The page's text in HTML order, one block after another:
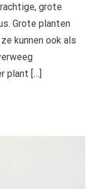
grote
Grote planten
kunnen ook als
plant […]